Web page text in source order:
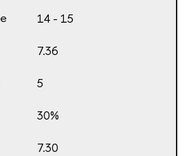
14 - 15
7.36
5
30%
7.30